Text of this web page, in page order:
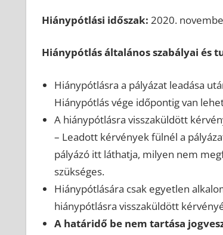
Hiánypótlási időszak: 2020.
Hiánypótlás általános szabályai és
Hiánypótlásra a pályázat leadása
Hiánypótlás vége időpontig van
A hiánypótlásra visszaküldött
– Leadott kérvények fülnél a
pályázó itt láthatja, milyen nem
szükséges.
Hiánypótlására csak egyetlen
hiánypótlásra visszaküldött
A határidő be nem tartása